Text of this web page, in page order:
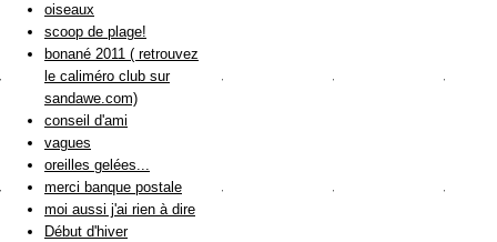
oiseaux
scoop de plage!
bonané 2011 ( retrouvez
le caliméro club sur
sandawe.com)
conseil d'ami
vagues
oreilles gelées...
merci banque postale
moi aussi j'ai rien à dire
Début d'hiver